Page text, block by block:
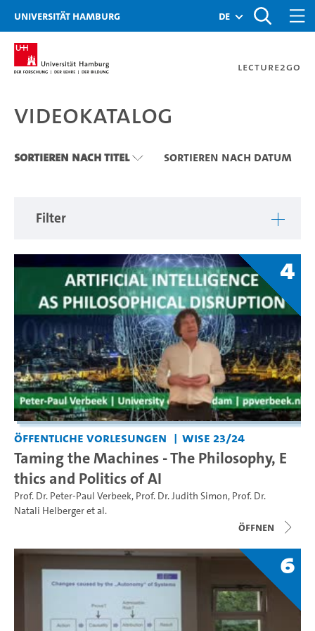
Zu den Filtern
Zur Metanavigation
Zur Hauptnavigation
Zur Suche
Zum Inhalt
Zum Seitenfuss
Universität Hamburg de
Lecture2Go
Videokatalog
Videokatalog
Sortieren nach Titel Sortieren nach Datum
Filter
4
Öffentliche Vorlesungen WiSe 23/24
Taming the Machines - The Philosophy, E
thics and Politics of AI
Prof. Dr. Peter-Paul Verbeek, Prof. Dr. Judith Simon, Prof. Dr.
Natali Helbergeret al.
Öffnen
6